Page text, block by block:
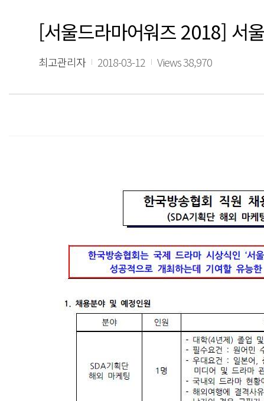
[서울드라마어워즈 2018] 서
최고관리자 2018-03-12 Views 38,970